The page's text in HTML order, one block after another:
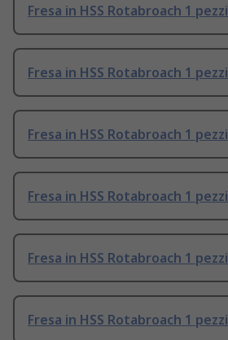
Fresa in HSS Rotabroach 1 pezzi
Fresa in HSS Rotabroach 1 pezzi
Fresa in HSS Rotabroach 1 pezzi
Fresa in HSS Rotabroach 1 pezzi
Fresa in HSS Rotabroach 1 pezzi
Fresa in HSS Rotabroach 1 pezzi